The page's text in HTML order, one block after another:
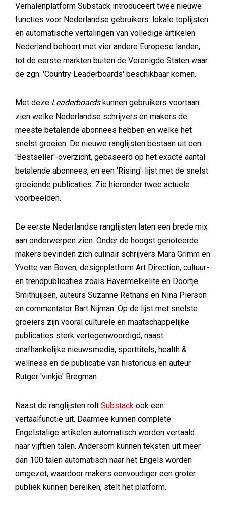
Verhalenplatform Substack introduceert twee nieuwe
functies voor Nederlandse gebruikers: lokale toplijsten
en automatische vertalingen van volledige artikelen.
Nederland behoort met vier andere Europese landen,
tot de eerste markten buiten de Verenigde Staten waar
de zgn. 'Country Leaderboards' beschikbaar komen.
Met deze Leaderboardskunnen gebruikers voortaan
zien welke Nederlandse schrijvers en makers de
meeste betalende abonnees hebben en welke het
snelst groeien. De nieuwe ranglijsten bestaan uit een
'Bestseller'-overzicht, gebaseerd op het exacte aantal
betalende abonnees, en een 'Rising'-lijst met de snelst
groeiende publicaties. Zie hieronder twee actuele
voorbeelden.
De eerste Nederlandse ranglijsten laten een brede mix
aan onderwerpen zien. Onder de hoogst genoteerde
makers bevinden zich culinair schrijvers Mara Grimm en
Yvette van Boven, designplatform Art Direction, cultuur-
en trendpublicaties zoals Havermelkelite en Doortje
Smithuijsen, auteurs Suzanne Rethans en Nina Pierson
en commentator Bart Nijman. Op de lijst met snelste
groeiers zijn vooral culturele en maatschappelijke
publicaties sterk vertegenwoordigd, naast
onafhankelijke nieuwsmedia, sporttitels, health &
wellness en de publicatie van historicus en auteur
Rutger 'vinkje' Bregman.
Naast de ranglijsten rolt Substack ook een
vertaalfunctie uit. Daarmee kunnen complete
Engelstalige artikelen automatisch worden vertaald
naar vijftien talen. Andersom kunnen teksten uit meer
dan 100 talen automatisch naar het Engels worden
omgezet, waardoor makers eenvoudiger een groter
publiek kunnen bereiken, stelt het platform.